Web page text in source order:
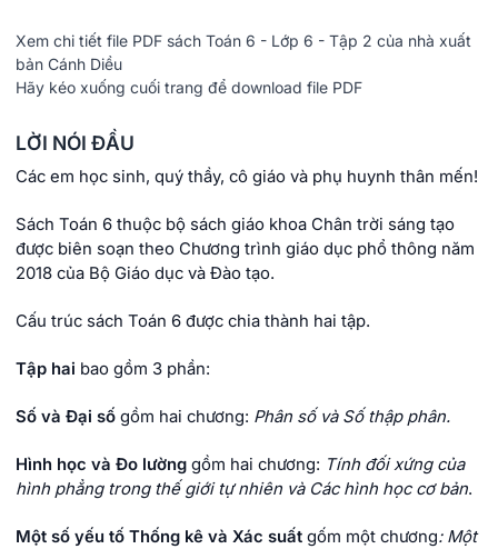
Xem chi tiết file PDF sách Toán 6 - Lớp 6 - Tập 2 của nhà xuất
bản Cánh Diều
Hãy kéo xuống cuối trang để download file PDF
LỜI NÓI ĐẦU
Các em học sinh, quý thầy, cô giáo và phụ huynh thân mến!
Sách Toán 6 thuộc bộ sách giáo khoa Chân trời sáng tạo
được biên soạn theo Chương trình giáo dục phổ thông năm
2018 của Bộ Giáo dục và Đào tạo.
Cấu trúc sách Toán 6 được chia thành hai tập.
Tập hai bao gồm 3 phần:
Số và Đại số gồm hai chương: Phân số và Số thập phân.
Hình học và Đo lường gồm hai chương: Tính đối xứng của
hình phẳng trong thế giới tự nhiên và Các hình học cơ bản.
Một số yếu tố Thống kê và Xác suất gốm một chương: Một